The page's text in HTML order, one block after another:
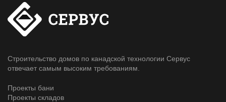
Строительство домов по канадской технологии Сервус
отвечает самым высоким требованиям.
Проекты бани
Проекты складов